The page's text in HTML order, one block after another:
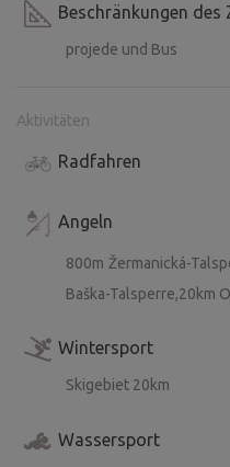
Beschränkungen des
projede und Bus
Aktivitäten
Radfahren
Angeln
800m Žermanická-
Baška-Talsperre,20km
Wintersport
Skigebiet 20km
Wassersport